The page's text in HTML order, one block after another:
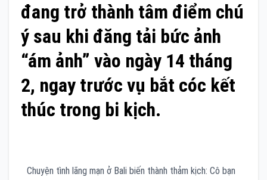
đang trở thành tâm điểm chú
ý sau khi đăng tải bức ảnh
“ám ảnh” vào ngày 14 tháng
2, ngay trước vụ bắt cóc kết
thúc trong bi kịch.
Chuyện tình lãng mạn ở Bali biến thành thảm kịch: Cô bạn